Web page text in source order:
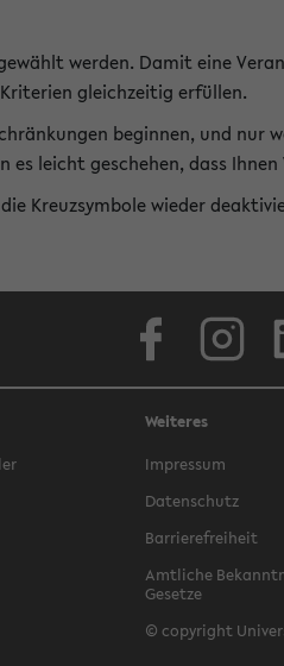
werden. Damit eine
gleichzeitig erfüllen.
beginnen, und nur
es leicht geschehen, dass
Kreuzsymbole wieder
Weiteres
Impressum
Datenschutz
Barrierefreiheit
Amtliche
Gesetze
© copyright